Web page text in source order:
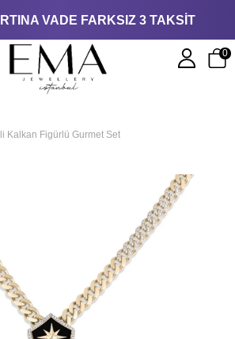
VADE FARKSIZ 3 TAKSİT
0
Kalkan Figürlü Gurmet Set